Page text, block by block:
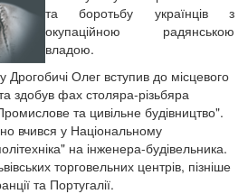
та боротьбу українців з
окупаційною радянською
владою.
Дрогобичі Олег вступив до місцевого
здобув фах столяра-різьбяра
та цивільне будівництво".
вчився у Національному
на інженера-будівельника.
торговельних центрів, пізніше
та Португалії.